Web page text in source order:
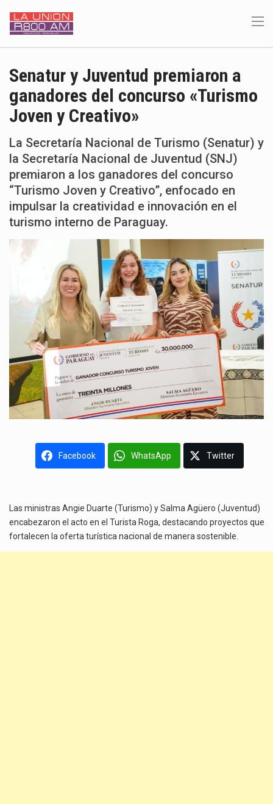
Senatur y Juventud premiaron a
ganadores del concurso «Turismo
Joven y Creativo»
La Secretaría Nacional de Turismo (Senatur) y
la Secretaría Nacional de Juventud (SNJ)
premiaron a los ganadores del concurso
“Turismo Joven y Creativo”, enfocado en
impulsar la creatividad e innovación en el
turismo interno de Paraguay.
Facebook WhatsApp Twitter
Las ministras Angie Duarte (Turismo) y Salma Agüero (Juventud)
encabezaron el acto en el Turista Roga, destacando proyectos que
fortalecen la oferta turística nacional de manera sostenible.